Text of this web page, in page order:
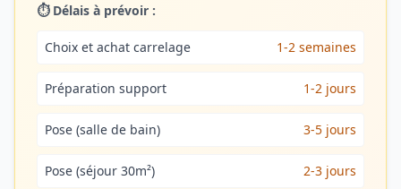
⏱️ Délais à prévoir :
Choix et achat carrelage 1-2 semaines
Préparation support 1-2 jours
Pose (salle de bain) 3-5 jours
Pose (séjour 30m²) 2-3 jours